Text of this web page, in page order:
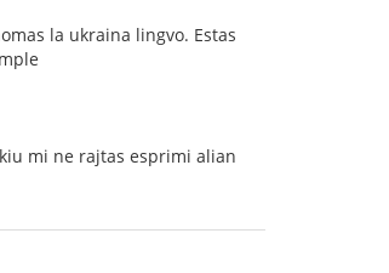
la ukraina lingvo. Estas
mi ne rajtas esprimi alian